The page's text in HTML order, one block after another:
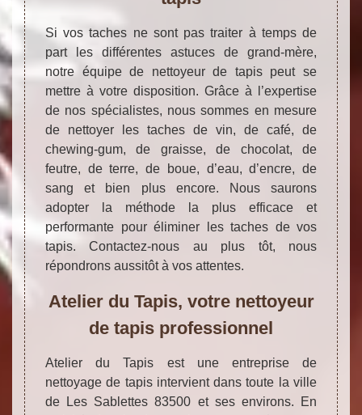
Si vos taches ne sont pas traiter à temps de
part les différentes astuces de grand-mère,
notre équipe de nettoyeur de tapis peut se
mettre à votre disposition. Grâce à l’expertise
de nos spécialistes, nous sommes en mesure
de nettoyer les taches de vin, de café, de
chewing-gum, de graisse, de chocolat, de
feutre, de terre, de boue, d’eau, d’encre, de
sang et bien plus encore. Nous saurons
adopter la méthode la plus efficace et
performante pour éliminer les taches de vos
tapis. Contactez-nous au plus tôt, nous
répondrons aussitôt à vos attentes.
Atelier du Tapis, votre nettoyeur
de tapis professionnel
Atelier du Tapis est une entreprise de
nettoyage de tapis intervient dans toute la ville
de Les Sablettes 83500 et ses environs. En